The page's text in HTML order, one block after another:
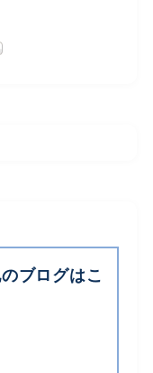
ブログはこ